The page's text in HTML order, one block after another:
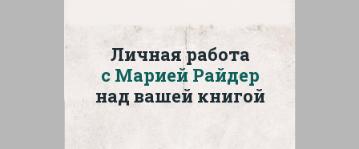
Личная работа
с Марией Райдер
над вашей книгой